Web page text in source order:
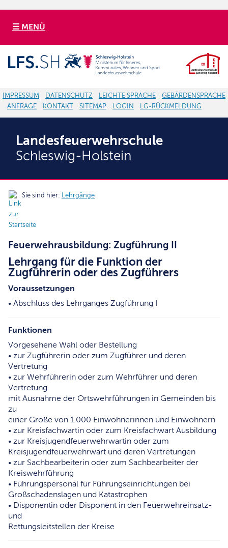
☰ MENÜ
IMPRESSUM DATENSCHUTZ LEICHTE SPRACHE
GEBÄRDENSPRACHE
ANFRAGE
KONTAKT SITEMAP LOGIN LG-RÜCKMELDUNG
Landesfeuerwehrschule
Schleswig-Holstein
Sie sind hier: Lehrgänge
Feuerwehrausbildung: Zugführung II
Lehrgang für die Funktion der
Zugführerin oder des Zugführers
Voraussetzungen
• Abschluss des Lehrganges Zugführung I
Funktionen
Vorgesehene Wahl oder Bestellung
• zur Zugführerin oder zum Zugführer und deren
Vertretung
• zur Wehrführerin oder zum Wehrführer und deren
Vertretung
mit Ausnahme der Ortswehrführungen in Gemeinden bis
zu
einer Größe von 1.000 Einwohnerinnen und Einwohnern
• zur Kreisfachwartin oder zum Kreisfachwart Ausbildung
• zur Kreisjugendfeuerwehrwartin oder zum
Kreisjugendfeuerwehrwart und deren Vertretungen
• zur Sachbearbeiterin oder zum Sachbearbeiter der
Kreiswehrführung
• Führungspersonal für Führungseinrichtungen bei
Großschadenslagen und Katastrophen
• Disponentin oder Disponent in den Feuerwehreinsatz-
und
Rettungsleitstellen der Kreise